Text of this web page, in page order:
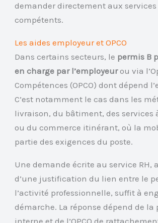
demander directement aux
compétents.
Les aides employeur et OPCO
Dans certains secteurs, le permis B
en charge par l’employeurou via
Compétences (OPCO) dont dépend
C’est notamment le cas dans les
livraison, du bâtiment, des services
ou du commerce itinérant, où la
partie des exigences du poste.
Une demande écrite au service RH,
d’une justification du lien entre le
l’activité professionnelle, suffit à
démarche. La réponse dépend de la